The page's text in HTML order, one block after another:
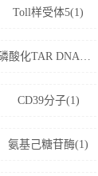
Toll样受体5(1)
磷酸化TAR DNA结合蛋白43(1)
CD39分子(1)
氨基己糖苷酶(1)